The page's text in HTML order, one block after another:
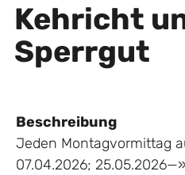
Kehricht
Sperrgut
Beschreibung
Jeden Montagvormittag
07.04.2026;